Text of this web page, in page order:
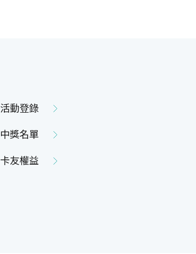
活動登錄
中獎名單
卡友權益